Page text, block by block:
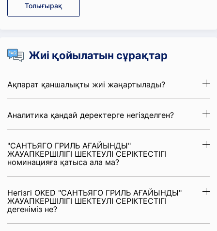
Толығырақ
Жиі қойылатын сұрақтар
Ақпарат қаншалықты жиі жаңартылады?
Аналитика қандай деректерге негізделген?
"САНТЬЯГО ГРИЛЬ АҒАЙЫНДЫ"
ЖАУАПКЕРШІЛІГІ ШЕКТЕУЛІ СЕРІКТЕСТІГІ
номинацияға қатыса ала ма?
Негізгі OKED "САНТЬЯГО ГРИЛЬ АҒАЙЫНДЫ"
ЖАУАПКЕРШІЛІГІ ШЕКТЕУЛІ СЕРІКТЕСТІГІ
дегеніміз не?